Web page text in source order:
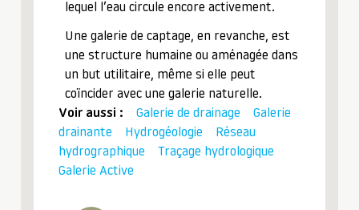
lequel l’eau circule encore activement.
Une galerie de captage, en revanche, est
une structure humaine ou aménagée dans
un but utilitaire, même si elle peut
coïncider avec une galerie naturelle.
Voir aussi :
Galerie de drainage
Galerie
drainante
Hydrogéologie
Réseau
hydrographique
Traçage hydrologique
Galerie Active